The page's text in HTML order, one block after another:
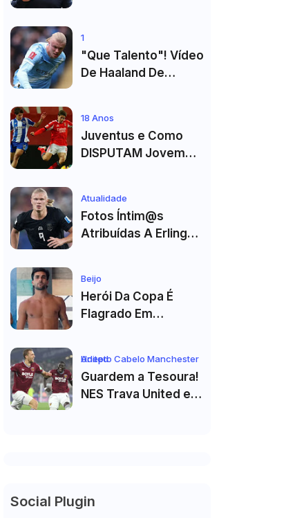
O Sp. Braga
1
"Que Talento"! Vídeo
De Haaland De
Internet
18 Anos
Juventus e Como
DISPUTAM Jovem
Atualidade
Fotos Íntim@s
Atribuídas A Erling
Geram Grande
Repercussão
Beijo
Herói Da Copa É
Flagrado Em
Seleção! Fotos De
Beijos Sem Camisa
Viraviralizam
Adepto Cabelo Manchester United
Guardem a Tesoura!
NES Trava United e
Social Plugin